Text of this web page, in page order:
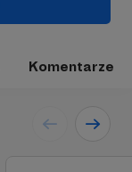
Komentarze